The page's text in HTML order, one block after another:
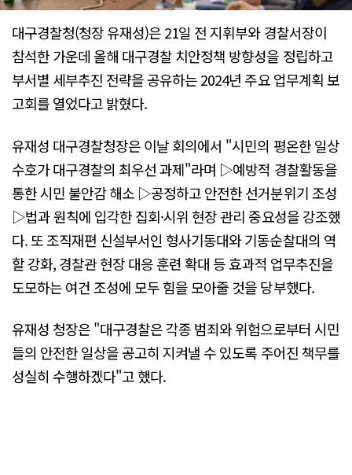
대구경찰청(청장 유재성)은 21일 전 지휘부와 경찰서장이
참석한 가운데 올해 대구경찰 치안정책 방향성을 정립하고
부서별 세부추진 전략을 공유하는 2024년 주요 업무계획 보
고회를 열었다고 밝혔다.
유재성 대구경찰청장은 이날 회의에서 "시민의 평온한 일상
수호가 대구경찰의 최우선 과제"라며 ▷예방적 경찰활동을
통한 시민 불안감 해소 ▷공정하고 안전한 선거분위기 조성
▷법과 원칙에 입각한 집회·시위 현장 관리 중요성을 강조했
다. 또 조직재편 신설부서인 형사기동대와 기동순찰대의 역
할 강화, 경찰관 현장 대응 훈련 확대 등 효과적 업무추진을
도모하는 여건 조성에 모두 힘을 모아줄 것을 당부했다.
유재성 청장은 "대구경찰은 각종 범죄와 위험으로부터 시민
들의 안전한 일상을 공고히 지켜낼 수 있도록 주어진 책무를
성실히 수행하겠다"고 했다.